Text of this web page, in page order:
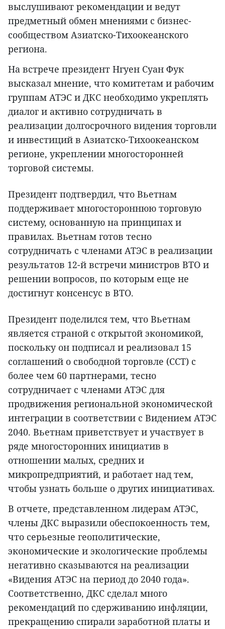
выслушивают рекомендации и ведут
предметный обмен мнениями с бизнес-
сообществом Азиатско-Тихоокеанского
региона.
На встрече президент Нгуен Суан Фук
высказал мнение, что комитетам и рабочим
группам АТЭС и ДКС необходимо укреплять
диалог и активно сотрудничать в
реализации долгосрочного видения торговли
и инвестиций в Азиатско-Тихоокеанском
регионе, укреплении многосторонней
торговой системы.
Президент подтвердил, что Вьетнам
поддерживает многостороннюю торговую
систему, основанную на принципах и
правилах. Вьетнам готов тесно
сотрудничать с членами АТЭС в реализации
результатов 12-й встречи министров ВТО и
решении вопросов, по которым еще не
достигнут консенсус в ВТО.
Президент поделился тем, что Вьетнам
является страной с открытой экономикой,
поскольку он подписал и реализовал 15
соглашений о свободной торговле (ССТ) с
более чем 60 партнерами, тесно
сотрудничает с членами АТЭС для
продвижения региональной экономической
интеграции в соответствии с Видением АТЭС
2040. Вьетнам приветствует и участвует в
ряде многосторонних инициатив в
отношении малых, средних и
микропредприятий, и работает над тем,
чтобы узнать больше о других инициативах.
В отчете, представленном лидерам АТЭС,
члены ДКС выразили обеспокоенность тем,
что серьезные геополитические,
экономические и экологические проблемы
негативно сказываются на реализации
«Видения АТЭС на период до 2040 года».
Соответственно, ДКС сделал много
рекомендаций по сдерживанию инфляции,
прекращению спирали заработной платы и